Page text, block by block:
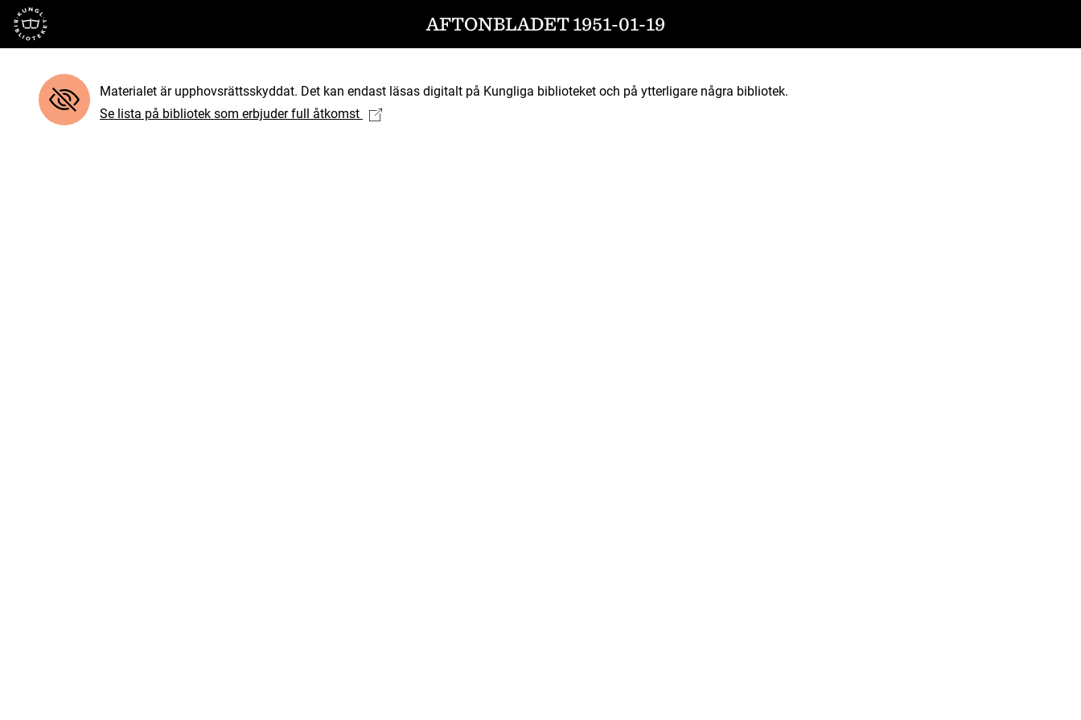
Till startsidan AFTONBLADET 1951-01-19
Materialet är upphovsrättsskyddat. Det kan endast läsas digitalt på Kungliga biblioteket och på ytterligare några bibliotek.
Se lista på bibliotek som erbjuder full åtkomst